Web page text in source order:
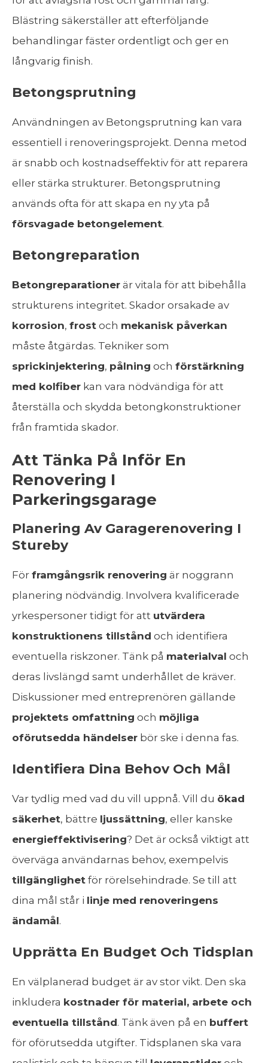
Blästring säkerställer att efterföljande
behandlingar fäster ordentligt och ger en
långvarig finish.
Betongsprutning
Användningen av Betongsprutning kan vara
essentiell i renoveringsprojekt. Denna metod
är snabb och kostnadseffektiv för att reparera
eller stärka strukturer. Betongsprutning
används ofta för att skapa en ny yta på
försvagade betongelement.
Betongreparation
Betongreparationer är vitala för att bibehålla
strukturens integritet. Skador orsakade av
korrosion, frost och mekanisk påverkan
måste åtgärdas. Tekniker som
sprickinjektering, pålning och förstärkning
med kolfiber kan vara nödvändiga för att
återställa och skydda betongkonstruktioner
från framtida skador.
Att Tänka På Inför En
Renovering I
Parkeringsgarage
Planering Av Garagerenovering I
Stureby
För framgångsrik renovering är noggrann
planering nödvändig. Involvera kvalificerade
yrkespersoner tidigt för att utvärdera
konstruktionens tillstånd och identifiera
eventuella riskzoner. Tänk på materialval och
deras livslängd samt underhållet de kräver.
Diskussioner med entreprenören gällande
projektets omfattning och möjliga
oförutsedda händelser bör ske i denna fas.
Identifiera Dina Behov Och Mål
Var tydlig med vad du vill uppnå. Vill du ökad
säkerhet, bättre ljussättning, eller kanske
energieffektivisering? Det är också viktigt att
överväga användarnas behov, exempelvis
tillgänglighet för rörelsehindrade. Se till att
dina mål står i linje med renoveringens
ändamål.
Upprätta En Budget Och Tidsplan
En välplanerad budget är av stor vikt. Den ska
inkludera kostnader för material, arbete och
eventuella tillstånd. Tänk även på en buffert
för oförutsedda utgifter. Tidsplanen ska vara